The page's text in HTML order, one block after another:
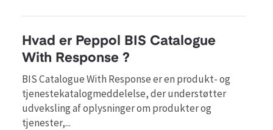
Hvad er Peppol BIS Catalogue
With Response ?
BIS Catalogue With Response er en produkt- og
tjenestekatalogmeddelelse, der understøtter
udveksling af oplysninger om produkter og
tjenester,...